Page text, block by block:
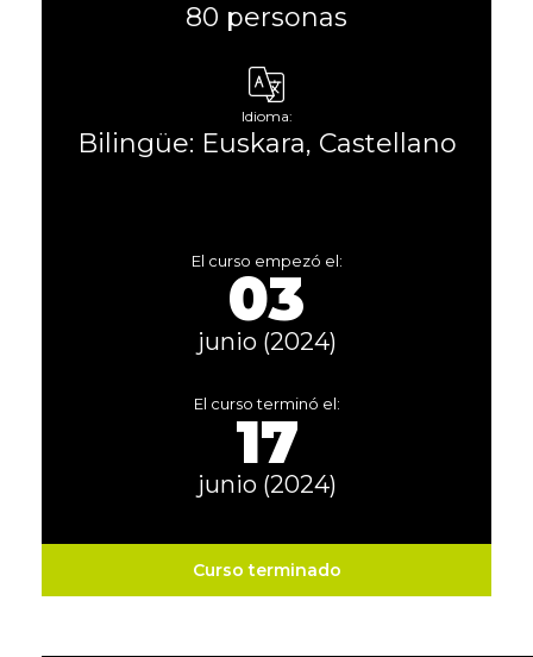
80 personas
Idioma:
Bilingüe: Euskara, Castellano
El curso empezó el:
03
junio (2024)
El curso terminó el:
17
junio (2024)
Curso terminado